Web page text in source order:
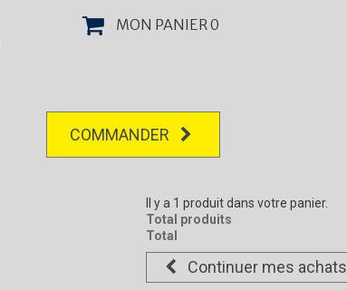
MON PANIER0
COMMANDER
Il y a 1 produit dans votre panier.
Total produits
Total
Continuer mes achats